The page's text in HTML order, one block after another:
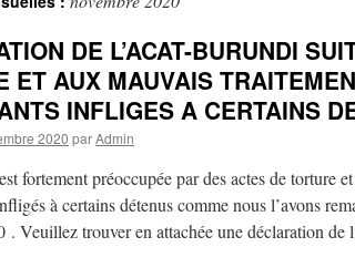
DE L’ACAT-BURUNDI
ET AUX MAUVAIS
INFLIGES A CERTAINS
2020 parAdmin
fortement préoccupée par des actes de torture
à certains détenus comme nous l’avons
. Veuillez trouver en attachée une déclaration